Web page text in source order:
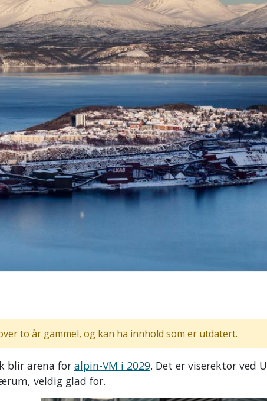
to år gammel, og kan ha innhold som er utdatert.
blir arena for alpin-VM i 2029. Det er viserektor ved
veldig glad for.